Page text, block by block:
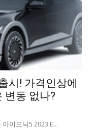
시! 가격인상에
변동 없나?
이오닉5 2023 E...